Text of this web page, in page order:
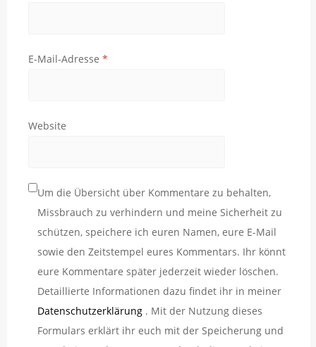
E-Mail-Adresse *
Website
Um die Übersicht über Kommentare zu behalten,
Missbrauch zu verhindern und meine Sicherheit zu
schützen, speichere ich euren Namen, eure E-Mail
sowie den Zeitstempel eures Kommentars. Ihr könnt
eure Kommentare später jederzeit wieder löschen.
Detaillierte Informationen dazu findet ihr in meiner
Datenschutzerklärung . Mit der Nutzung dieses
Formulars erklärt ihr euch mit der Speicherung und